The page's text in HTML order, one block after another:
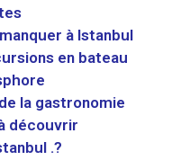
à Istanbul
en bateau
la gastronomie
découvrir
.?